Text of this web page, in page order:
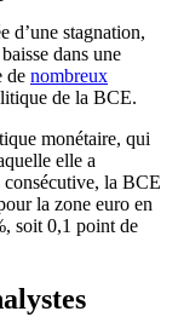
d’une stagnation,
dans une
de nombreux
de la BCE.
monétaire, qui
elle a
la BCE
la zone euro en
soit 0,1 point de